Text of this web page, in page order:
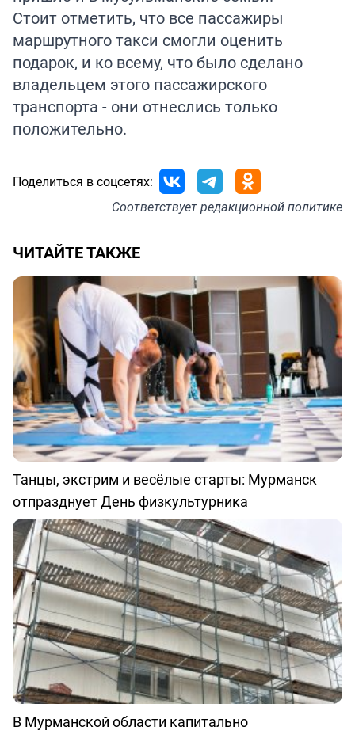
Стоит отметить, что все пассажиры
маршрутного такси смогли оценить
подарок, и ко всему, что было сделано
владельцем этого пассажирского
транспорта - они отнеслись только
положительно.
Поделиться в соцсетях:
Соответствуетредакционной политике
ЧИТАЙТЕ ТАКЖЕ
Танцы, экстрим и весёлые старты: Мурманск
отпразднует День физкультурника
В Мурманской области капитально